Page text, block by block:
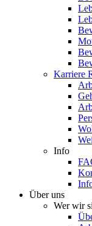
Karriere
Info
Über uns
Wer wir